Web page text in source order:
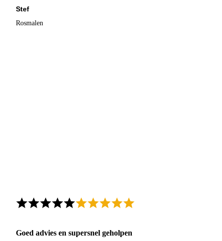
Stef
Rosmalen
Goed advies en supersnel geholpen